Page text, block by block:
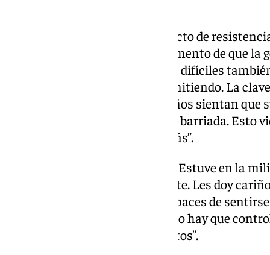
Afición. “El año pasado fue un acto de
colores y yo también. Es un momento de que la
disfruta. Van a venir momentos difíciles
rosaleda donde estamos transmitiendo. La
y haya pertenencia y que los niños sientan que
del Barcelona, sino de aquí de la barriada. Esto
ascendimos y genera mucho más”.
Alerta. “En estado de vigilancia. Estuve en la
Esto no para, en alerta constante. Les doy
verse que estos partidos son capaces de
con la afición me emociona, pero hay que
vigilia, rápido con los ojos abiertos”.